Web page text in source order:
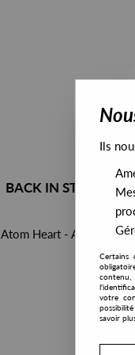
BACK IN STOCK
Atom Heart - Acid
Ils
Certains
contenu,
votre
savoir